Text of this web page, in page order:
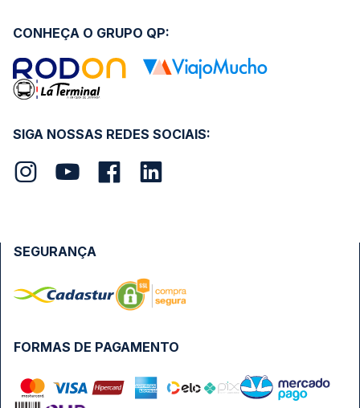
SIGA NOSSAS REDES SOCIAIS:
CONHEÇA O GRUPO QP:
FORMAS DE PAGAMENTO
SEGURANÇA